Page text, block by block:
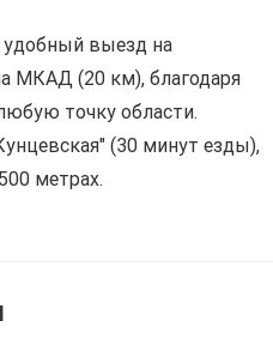
выезд на
МКАД (20 км), благодаря
точку области.
(30 минут езды),
метрах.